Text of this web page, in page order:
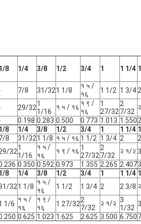
8 1/4 3/8 1/2 3/4 1 1 1/4
7/8 31/321 1/8
१ ५ /
१६
1 1/2 1 3/4 2
29/321
1/16
१ ५ / १६ १ ९ /
१६
1
27/32
2
7/32
0.198 0.283 0.500 0.773 1.013 1.550
8 1/4 3/8 1/2 3/4 1 1 1/4
8 31/321 1/8 १ ५ / १६ 1 1/2 1 3/4 2
321
1/16
१ ५ /
१६
१ ९ / १६ 1
27/32
2
7/32
२ १/२
0.350 0.592 0.973 1.355 2.265 2.407
8 1/4 3/8 1/2 3/4 1 1 1/4
321 1/8
१ ५ /
१६
1 1/2 1 3/4 2 2 3/8
1/6
१ ५ /
१६
१ ९ /
१६
1 27/322
7/32
२ १/२ 3
1/32
0.625 1.023 1.625 2.625 3.500 6.750